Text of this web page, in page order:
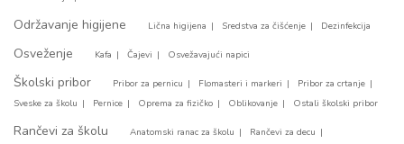
Održavanje higijene Lična higijena Sredstva za čišćenje Dezinfekcija
Osveženje Kafa Čajevi Osvežavajući napici
Školski pribor Pribor za pernicu Flomasteri i markeri
Pribor za crtanje
Sveske za školu
Pernice Oprema za fizičko Oblikovanje Ostali školski pribor
Rančevi za školu Anatomski ranac za školu
Rančevi za decu